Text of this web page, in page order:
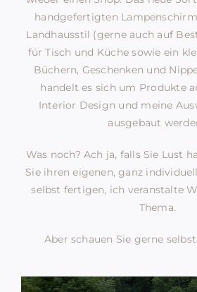
handgefertigten
Landhausstil (gerne auch auf
für Tisch und Küche sowie ein
Büchern, Geschenken und
handelt es sich um Produkte
Interior Design und meine
ausgebaut
Was noch? Ach ja, falls Sie Lust
Sie ihren eigenen, ganz
selbst fertigen, ich veranstalte
Thema.
Aber schauen Sie gerne